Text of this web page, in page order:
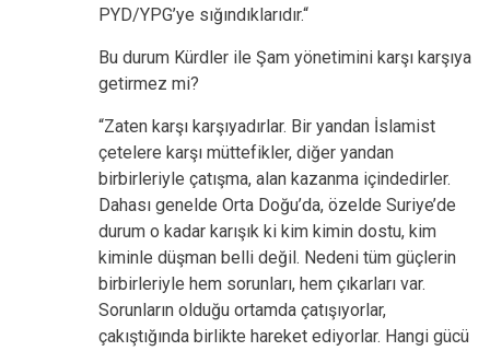
PYD/YPG’ye sığındıklarıdır.“
Bu durum Kürdler ile Şam yönetimini karşı karşıya
getirmez mi?
“Zaten karşı karşıyadırlar. Bir yandan İslamist
çetelere karşı müttefikler, diğer yandan
birbirleriyle çatışma, alan kazanma içindedirler.
Dahası genelde Orta Doğu’da, özelde Suriye’de
durum o kadar karışık ki kim kimin dostu, kim
kiminle düşman belli değil. Nedeni tüm güçlerin
birbirleriyle hem sorunları, hem çıkarları var.
Sorunların olduğu ortamda çatışıyorlar,
çakıştığında birlikte hareket ediyorlar. Hangi gücü